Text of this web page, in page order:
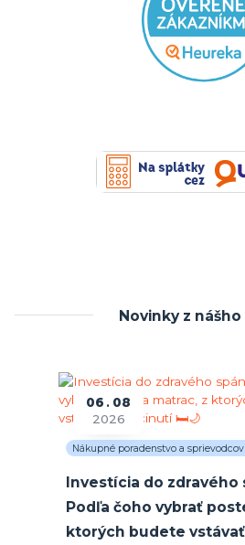
Novinky z
06
08
2026
Nákupné poradenstvo a
Investícia do zdravého
Podľa čoho vybrať
ktorých budete